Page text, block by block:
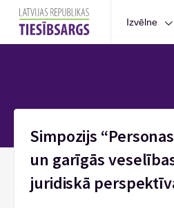
Izvēlne
Simpozijs
un garīgās
juridiskā